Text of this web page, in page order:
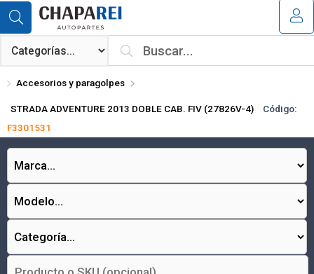
Compartir por email
¿Tienes cupón de descuento?
Accesorios y paragolpes
STRADA ADVENTURE 2013 DOBLE CAB. FIV (27826V-4)
Código:
F3301531